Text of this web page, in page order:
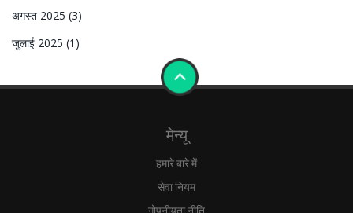
अगस्त 2025 (3)
जुलाई 2025 (1)
मेन्यू
हमारे बारे में
सेवा नियम